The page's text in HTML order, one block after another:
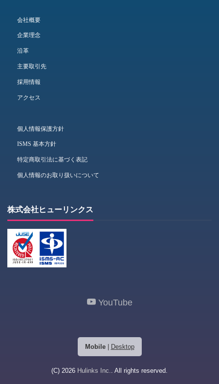
会社概要
企業理念
沿革
主要取引先
採用情報
アクセス
個人情報保護方針
ISMS 基本方針
特定商取引法に基づく表記
個人情報のお取り扱いについて
株式会社ヒューリンクス
YouTube
Mobile| Desktop
(C) 2026 Hulinks Inc.. All rights reserved.